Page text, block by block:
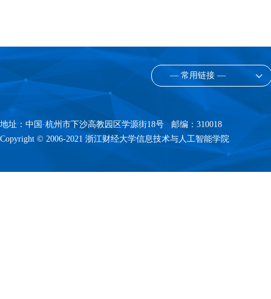
— 常用链接 —
地址：中国·杭州市下沙高教园区学源街18号 邮编：310018
Copyright © 2006-2021 浙江财经大学信息技术与人工智能学院